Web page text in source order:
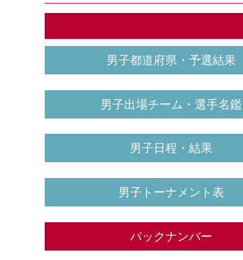
男子都道府県・予選結果
男子出場チーム・選手名鑑
男子日程・結果
男子トーナメント表
バックナンバー